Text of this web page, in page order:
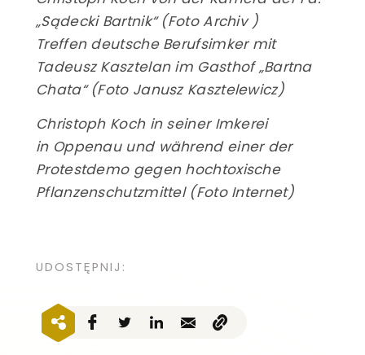
„Sądecki Bartnik“ (Foto Archiv )
Treffen deutsche Berufsimker mit
Tadeusz Kasztelan im Gasthof „Bartna
Chata“ (Foto Janusz Kasztelewicz)
Christoph Koch in seiner Imkerei
in Oppenau und während einer der
Protestdemo gegen hochtoxische
Pflanzenschutzmittel (Foto Internet)
UDOSTĘPNIJ: